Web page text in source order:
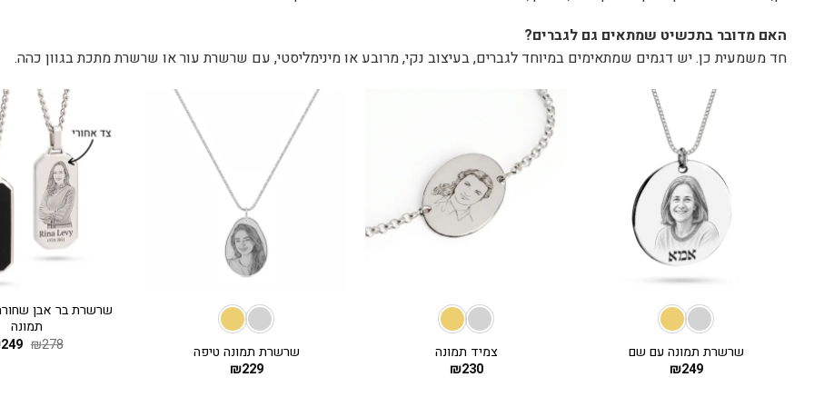
האם מדובר בתכשיט שמתאים גם לגברים?
חד משמעית כן. יש דגמים שמתאימים במיוחד לגברים, בעיצוב נקי, מרובע או מינימליסטי, עם שרשרת עור או שרשרת מתכת בגוון כהה.
שרשרת תמונה עם שם
₪249
צמיד תמונה
₪230
שרשרת תמונה טיפה
₪229
שרשרת בר אבן
תמונה
₪278
249